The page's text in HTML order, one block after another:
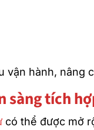
vận hành, nâng
sàng tích
có thể được mở